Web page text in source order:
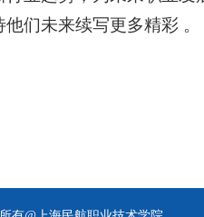
们未来续写更多精彩 。